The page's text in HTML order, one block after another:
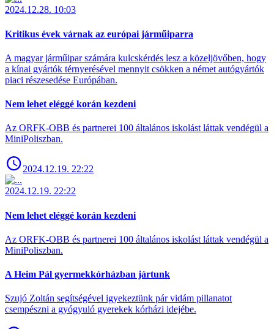
2024.12.28. 10:03
Kritikus évek várnak az európai járműiparra
A magyar járműipar számára kulcskérdés lesz a közeljövőben, hogy
a kínai gyártók térnyerésével mennyit csökken a német autógyártók
piaci részesedése Európában.
Nem lehet eléggé korán kezdeni
Az ORFK-OBB és partnerei 100 általános iskolást láttak vendégül a
MiniPoliszban.
2024.12.19. 22:22
2024.12.19. 22:22
Nem lehet eléggé korán kezdeni
Az ORFK-OBB és partnerei 100 általános iskolást láttak vendégül a
MiniPoliszban.
A Heim Pál gyermekkórházban jártunk
Szujó Zoltán segítségével igyekeztünk pár vidám pillanatot
csempészni a gyógyuló gyerekek kórházi idejébe.